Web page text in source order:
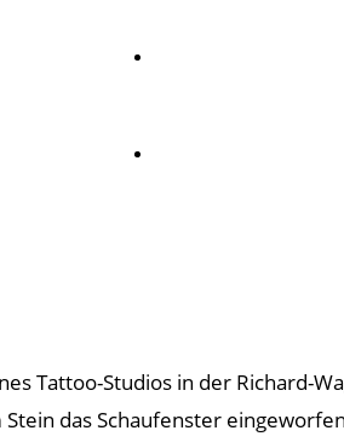
Tattoo-Studios in der Richard-
das Schaufenster